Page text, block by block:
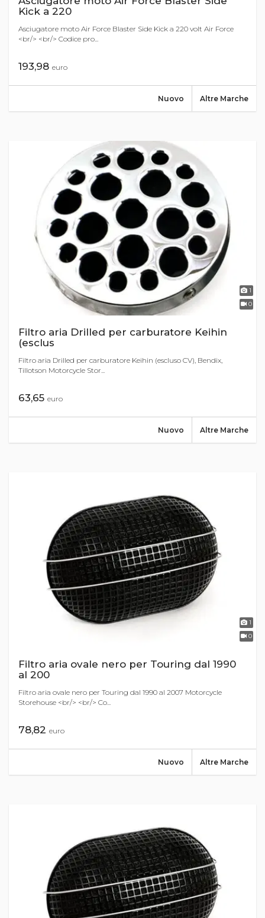
Kick a 220
Asciugatore moto Air Force Blaster Side Kick a 220 volt Air Force
<br/> <br/> Codice pro...
193,98 euro
Altre Marche
Nuovo
1
0
Filtro aria Drilled per carburatore Keihin
(esclus
Filtro aria Drilled per carburatore Keihin (escluso CV), Bendix,
Tillotson Motorcycle Stor...
63,65 euro
Altre Marche
Nuovo
1
0
Filtro aria ovale nero per Touring dal 1990
al 200
Filtro aria ovale nero per Touring dal 1990 al 2007 Motorcycle
Storehouse <br/> <br/> Co...
78,82 euro
Altre Marche
Nuovo